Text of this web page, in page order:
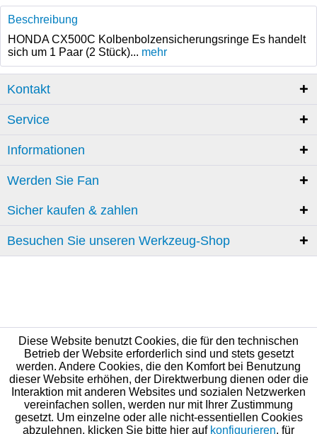
Beschreibung
HONDA CX500C Kolbenbolzensicherungsringe Es handelt
sich um 1 Paar (2 Stück)... mehr
Kontakt
Service
Informationen
Werden Sie Fan
Sicher kaufen & zahlen
Besuchen Sie unseren Werkzeug-Shop
Diese Website benutzt Cookies, die für den technischen
Betrieb der Website erforderlich sind und stets gesetzt
werden. Andere Cookies, die den Komfort bei Benutzung
dieser Website erhöhen, der Direktwerbung dienen oder die
Interaktion mit anderen Websites und sozialen Netzwerken
vereinfachen sollen, werden nur mit Ihrer Zustimmung
gesetzt. Um einzelne oder alle nicht-essentiellen Cookies
abzulehnen, klicken Sie bitte hier auf konfigurieren, für